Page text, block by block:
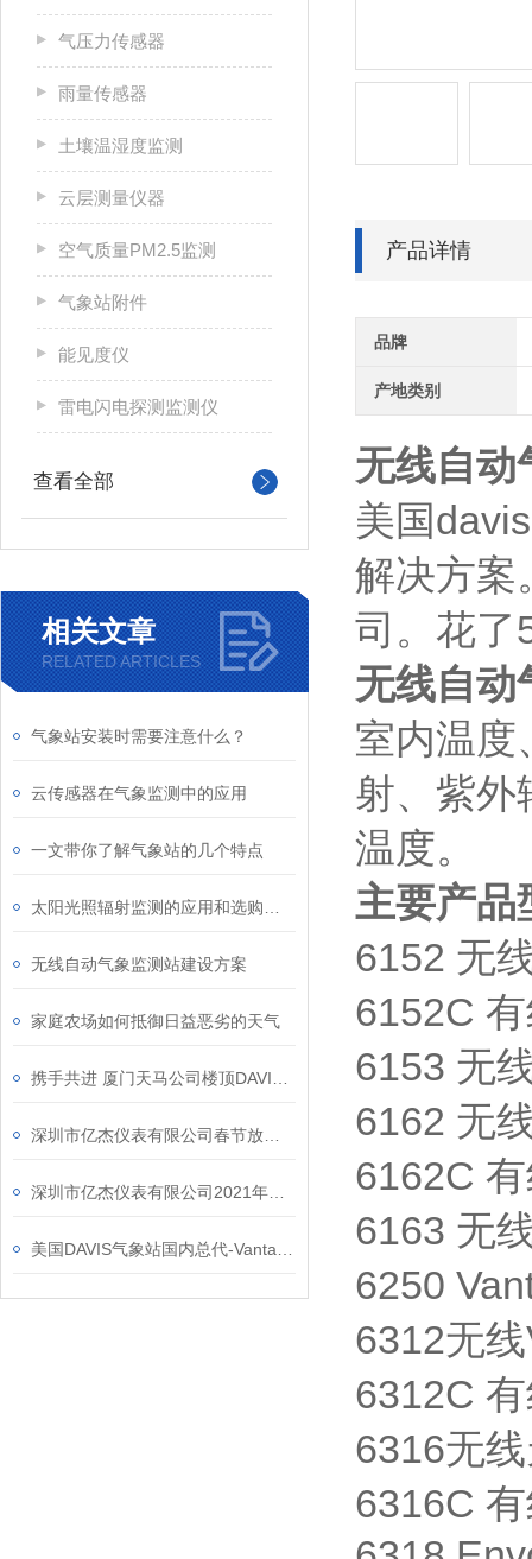
产品详情
品牌
产地类别
无线自
美国
解决方案
司。花了
无线自
室内温度
射、紫外
温度。
主要产品
6152 无
6152C
6153 无
6162 无
6162C
6163 无
6250
6312无
6312C
6316无
6316C
气压力传感器
雨量传感器
土壤温湿度监测
云层测量仪器
空气质量PM2.5监测
气象站附件
能见度仪
雷电闪电探测监测仪
查看全部
相关文章
RELATED ARTICLES
气象站安装时需要注意什么？
云传感器在气象监测中的应用
一文带你了解气象站的几个特点
无线自动气象监测站建设方案
家庭农场如何抵御日益恶劣的天气